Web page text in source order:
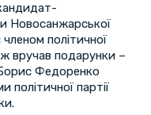
Новосанжарської
політичної
вручав подарунки –
Федоренко
партії